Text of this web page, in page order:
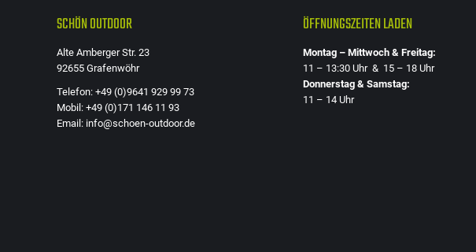
SCHÖN OUTDOOR
Alte Amberger Str. 23
92655 Grafenwöhr
Telefon: +49 (0)9641 929 99 73
Mobil: +49 (0)171 146 11 93
Email: info@schoen-outdoor.de
ÖFFNUNGSZEITEN LADEN
Montag – Mittwoch & Freitag:
11 – 13:30 Uhr & 15 – 18 Uhr
Donnerstag & Samstag:
11 – 14 Uhr